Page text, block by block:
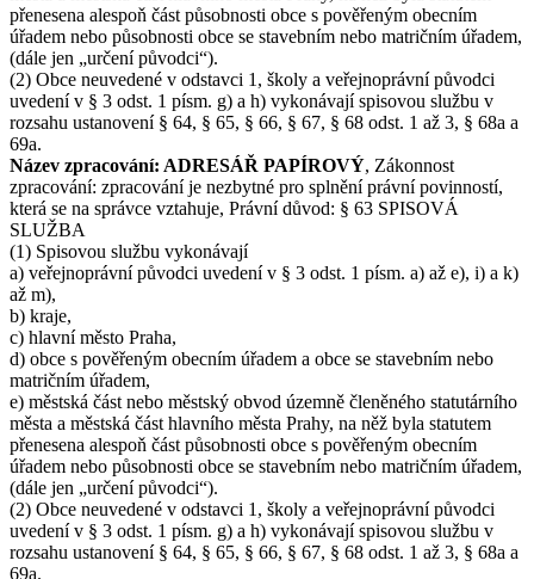
přenesena alespoň část působnosti obce s pověřeným obecním
úřadem nebo působnosti obce se stavebním nebo matričním úřadem,
(dále jen „určení původci“).
(2) Obce neuvedené v odstavci 1, školy a veřejnoprávní původci
uvedení v § 3 odst. 1 písm. g) a h) vykonávají spisovou službu v
rozsahu ustanovení § 64, § 65, § 66, § 67, § 68 odst. 1 až 3, § 68a a
69a.
Název zpracování: ADRESÁŘ PAPÍROVÝ, Zákonnost
zpracování: zpracování je nezbytné pro splnění právní povinností,
která se na správce vztahuje, Právní důvod: § 63 SPISOVÁ
SLUŽBA
(1) Spisovou službu vykonávají
a) veřejnoprávní původci uvedení v § 3 odst. 1 písm. a) až e), i) a k)
až m),
b) kraje,
c) hlavní město Praha,
d) obce s pověřeným obecním úřadem a obce se stavebním nebo
matričním úřadem,
e) městská část nebo městský obvod územně členěného statutárního
města a městská část hlavního města Prahy, na něž byla statutem
přenesena alespoň část působnosti obce s pověřeným obecním
úřadem nebo působnosti obce se stavebním nebo matričním úřadem,
(dále jen „určení původci“).
(2) Obce neuvedené v odstavci 1, školy a veřejnoprávní původci
uvedení v § 3 odst. 1 písm. g) a h) vykonávají spisovou službu v
rozsahu ustanovení § 64, § 65, § 66, § 67, § 68 odst. 1 až 3, § 68a a
69a.